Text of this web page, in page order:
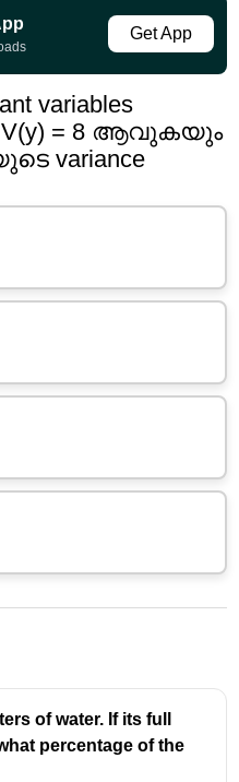
Get App
variables
= 8 ആവുകയും
variance
of water. If its full
percentage of the